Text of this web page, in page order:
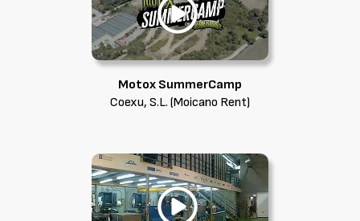
Motox SummerCamp
Coexu, S.L. (Moicano Rent)